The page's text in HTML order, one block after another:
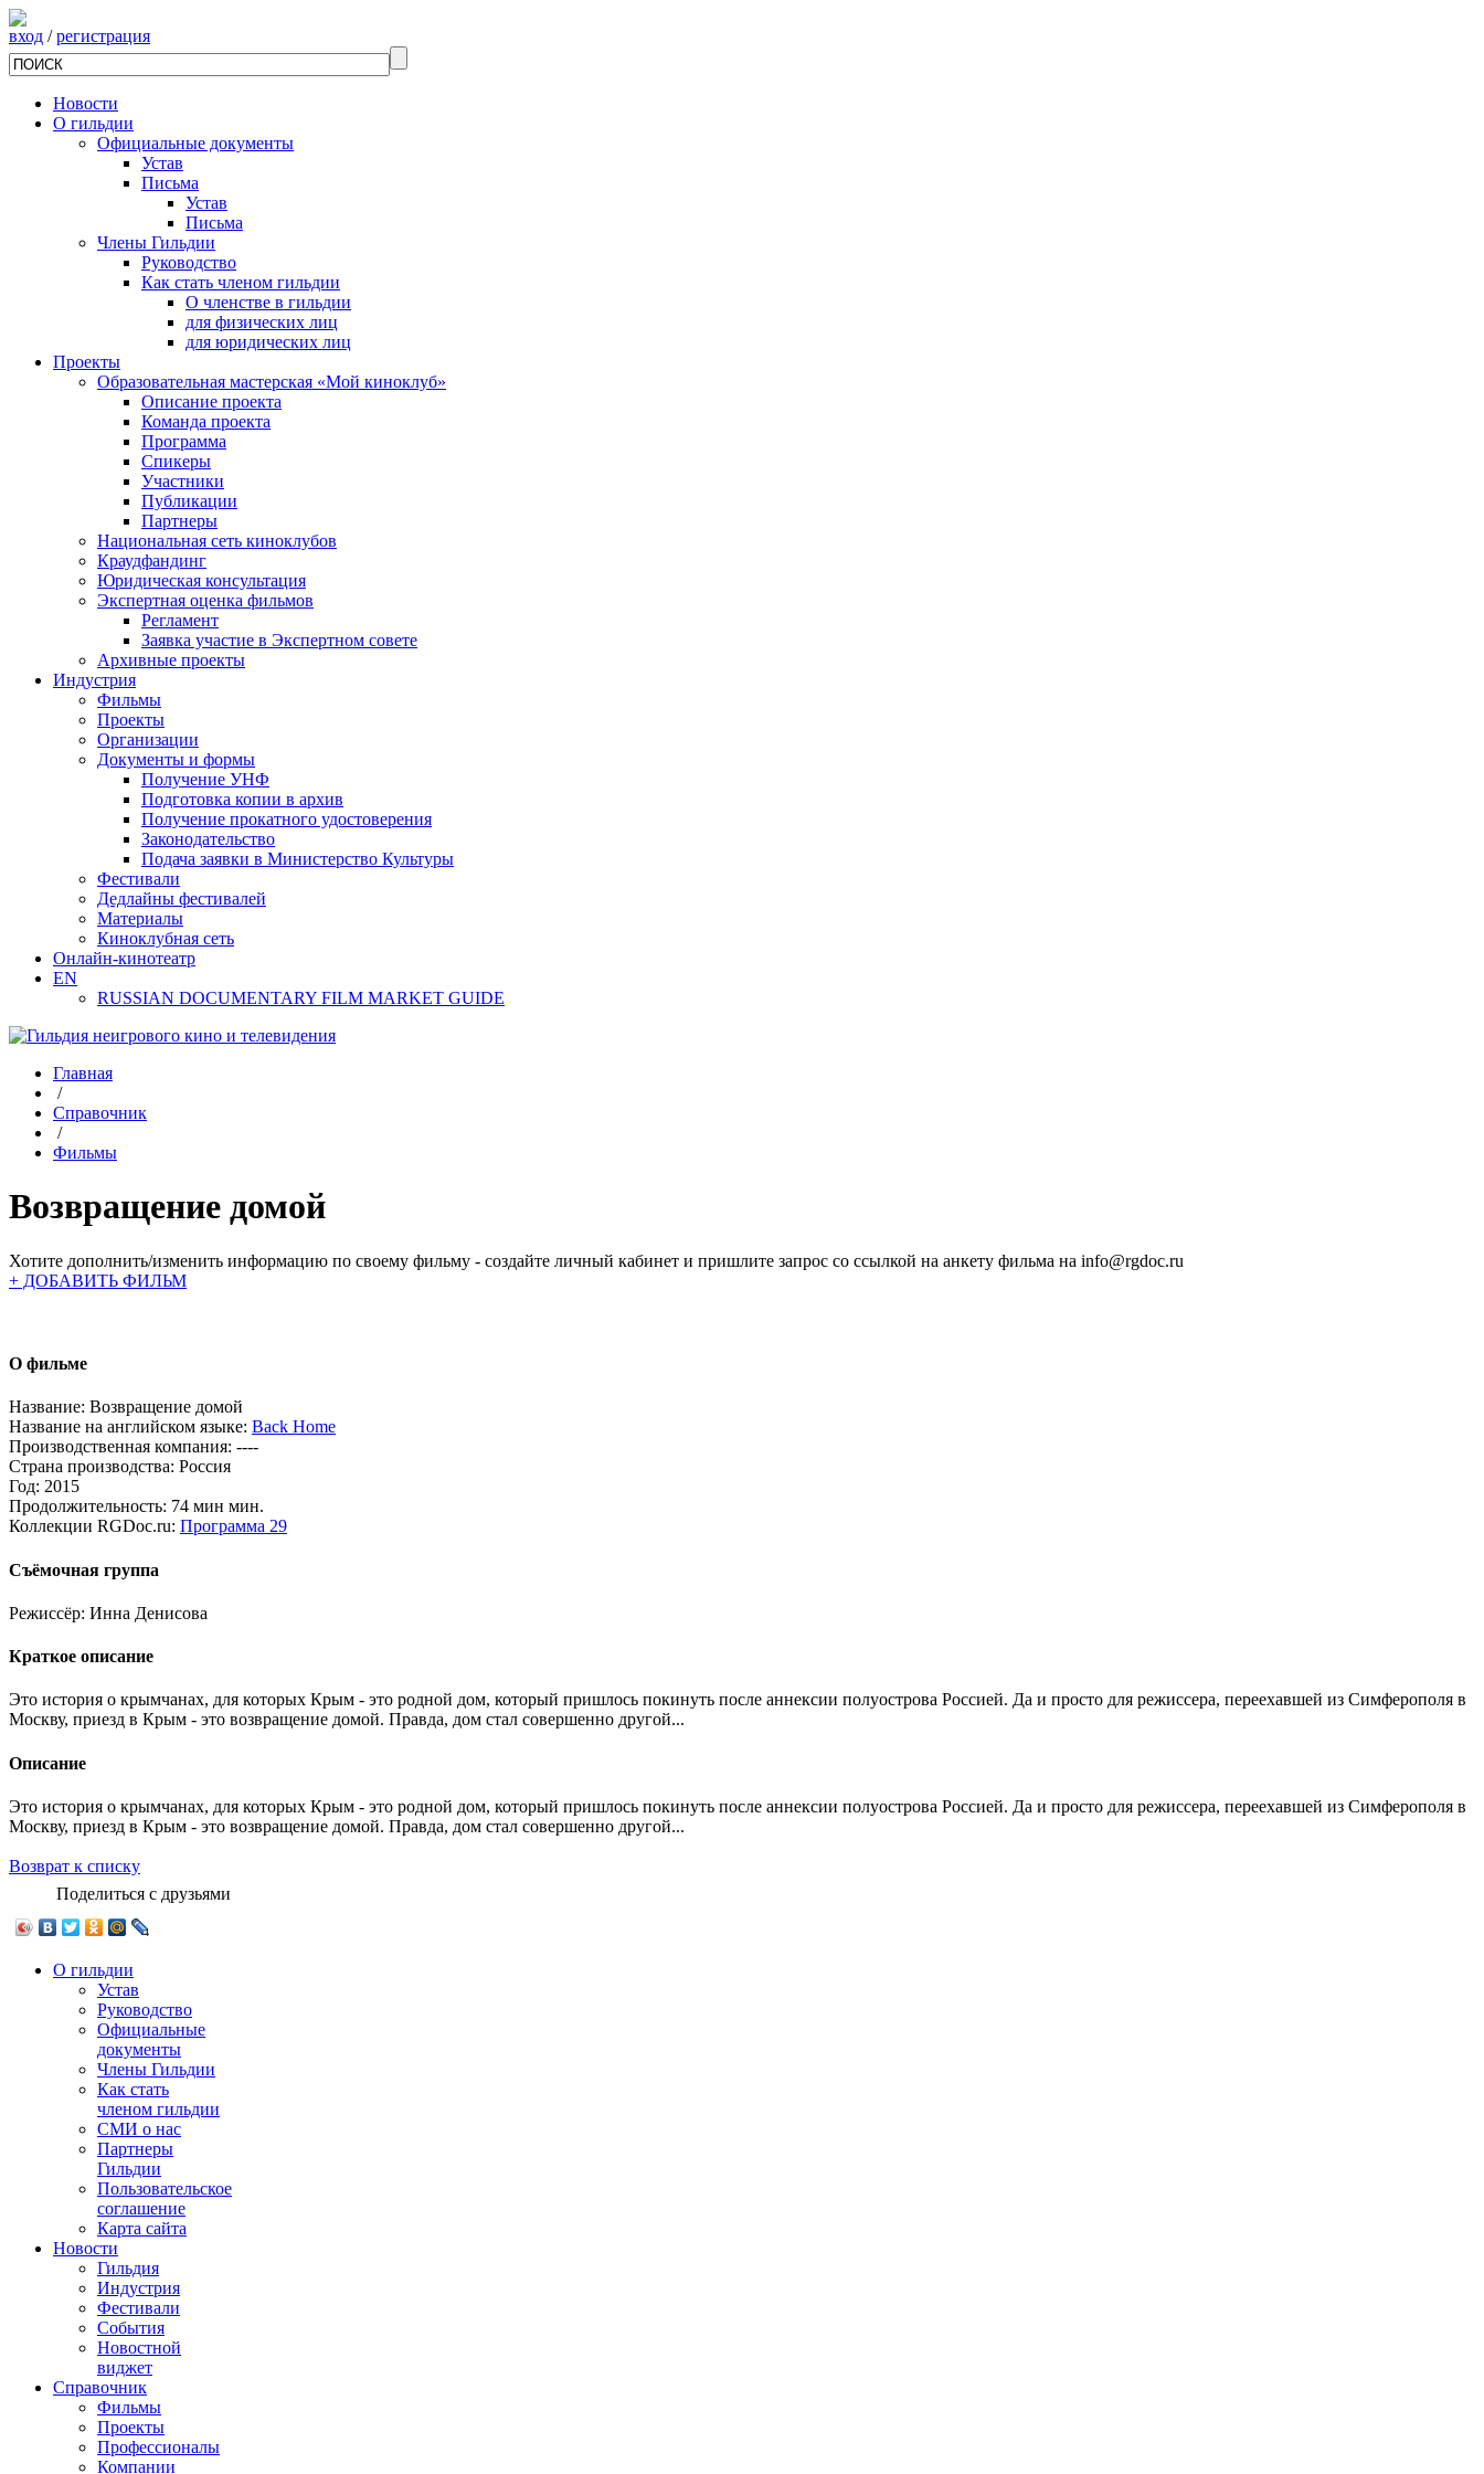
вход /регистрация
Новости
О гильдии
Официальные документы
Устав
Письма
Устав
Письма
Члены Гильдии
Руководство
Как стать членом гильдии
О членстве в гильдии
для физических лиц
для юридических лиц
Проекты
Образовательная мастерская «Мой киноклуб»
Описание проекта
Команда проекта
Программа
Спикеры
Участники
Публикации
Партнеры
Национальная сеть киноклубов
Краудфандинг
Юридическая консультация
Экспертная оценка фильмов
Регламент
Заявка участие в Экспертном совете
Архивные проекты
Индустрия
Фильмы
Проекты
Организации
Документы и формы
Получение УНФ
Подготовка копии в архив
Получение прокатного удостоверения
Законодательство
Подача заявки в Министерство Культуры
Фестивали
Дедлайны фестивалей
Материалы
Киноклубная сеть
Онлайн-кинотеатр
EN
RUSSIAN DOCUMENTARY FILM MARKET GUIDE
Главная
/
Справочник
/
Фильмы
Возвращение домой
Хотите дополнить/изменить информацию по своему фильму - создайте личный кабинет и пришлите запрос cо ссылкой на анкету фильма на info@rgdoc.ru
+ ДОБАВИТЬ ФИЛЬМ
О фильме
Название: Возвращение домой
Название на английском языке: Back Home
Производственная компания: ----
Страна производства: Россия
Год: 2015
Продолжительность: 74 мин мин.
Коллекции RGDoc.ru: Программа 29
Съёмочная группа
Режиссёр: Инна Денисова
Краткое описание
Это история о крымчанах, для которых Крым - это родной дом, который пришлось покинуть после аннексии полуострова Россией. Да и просто для режиссера, переехавшей из Симферополя в
Москву, приезд в Крым - это возвращение домой. Правда, дом стал совершенно другой...
Описание
Это история о крымчанах, для которых Крым - это родной дом, который пришлось покинуть после аннексии полуострова Россией. Да и просто для режиссера, переехавшей из Симферополя в
Москву, приезд в Крым - это возвращение домой. Правда, дом стал совершенно другой...
Возврат к списку
Поделиться с друзьями
О гильдии
Устав
Руководство
Официальные
документы
Члены Гильдии
Как стать
членом гильдии
СМИ о нас
Партнеры
Гильдии
Пользовательское
соглашение
Карта сайта
Новости
Гильдия
Индустрия
Фестивали
События
Новостной
виджет
Справочник
Фильмы
Проекты
Профессионалы
Компании